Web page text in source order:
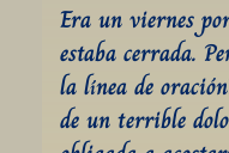
Era un viernes
estaba cerrada.
la línea de
de un terrible